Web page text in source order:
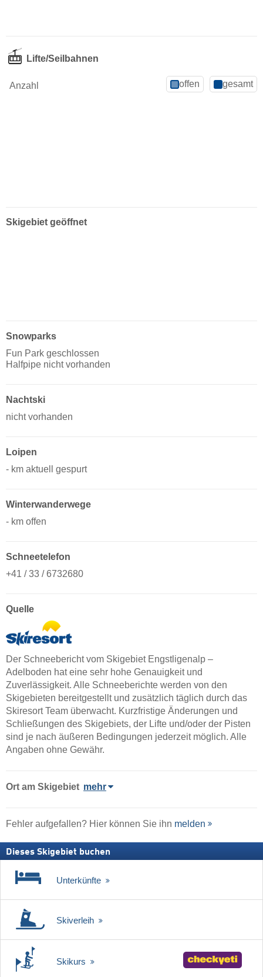
Lifte/Seilbahnen
Anzahl offen gesamt
Skigebiet geöffnet
Snowparks
Fun Park geschlossen
Halfpipe nicht vorhanden
Nachtski
nicht vorhanden
Loipen
- km aktuell gespurt
Winterwanderwege
- km offen
Schneetelefon
+41 / 33 / 6732680
Quelle
Der Schneebericht vom Skigebiet Engstligenalp –
Adelboden hat eine sehr hohe Genauigkeit und
Zuverlässigkeit. Alle Schneeberichte werden von den
Skigebieten bereitgestellt und zusätzlich täglich durch das
Skiresort Team überwacht. Kurzfristige Änderungen und
Schließungen des Skigebiets, der Lifte und/oder der Pisten
sind je nach äußeren Bedingungen jederzeit möglich. Alle
Angaben ohne Gewähr.
Ort am Skigebiet mehr
Fehler aufgefallen? Hier können Sie ihn melden
Dieses Skigebiet buchen
Unterkünfte
Skiverleih
Skikurs